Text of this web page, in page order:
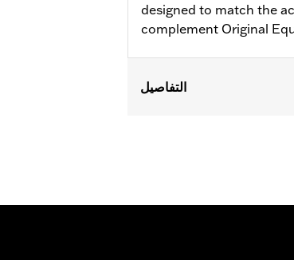
designed to match the
complement Original
التفاصيل
In the Box:Brake & clutch